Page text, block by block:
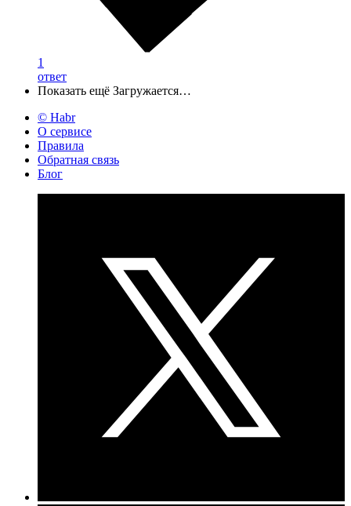
1
ответ
Показать ещё Загружается…
© Habr
О сервисе
Правила
Обратная связь
Блог